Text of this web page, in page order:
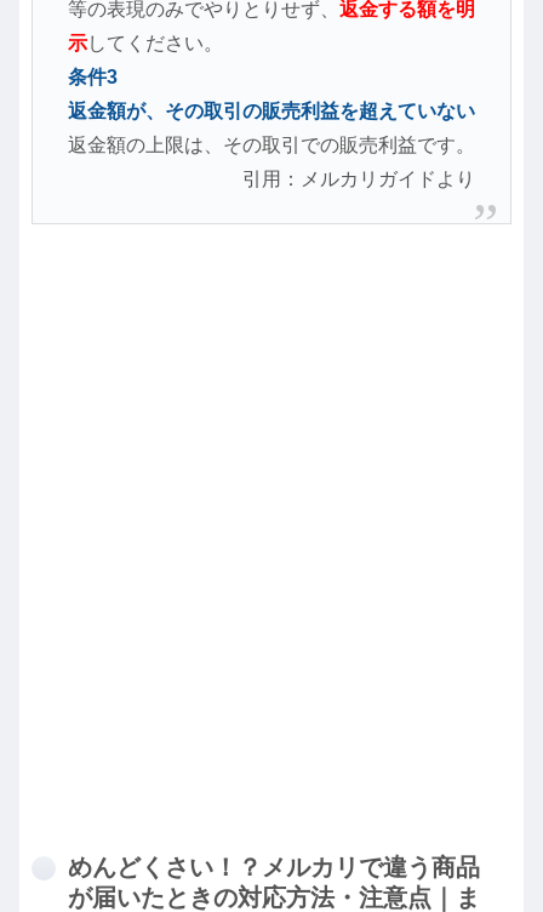
等の表現のみでやりとりせず、 返金する額を明
示してください。
条件3
返金額が、その取引の販売利益を超えていない
返金額の上限は、その取引での販売利益です。
引用：メルカリガイドより
めんどくさい！？メルカリで違う商品
が届いたときの対応方法・注意点｜ま